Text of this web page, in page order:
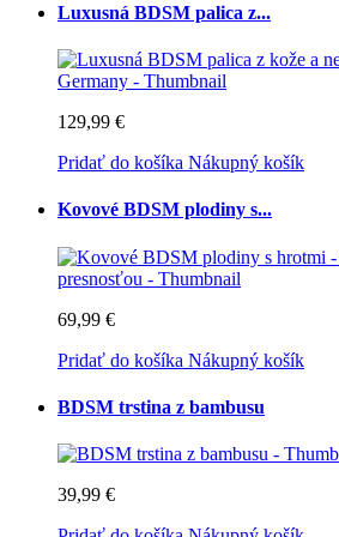
Luxusná BDSM palica z...
129,99 €
Pridať do košíka Nákupný košík
Kovové BDSM plodiny s...
69,99 €
Pridať do košíka Nákupný košík
BDSM trstina z bambusu
39,99 €